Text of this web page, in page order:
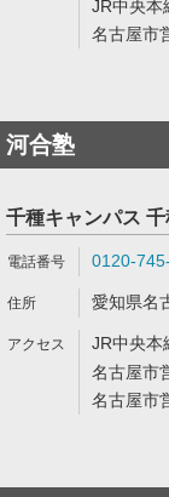
JR中央本
名古屋市
河合塾
千種キャンパス
0120-
愛知県名
JR中央本
名古屋市
名古屋市